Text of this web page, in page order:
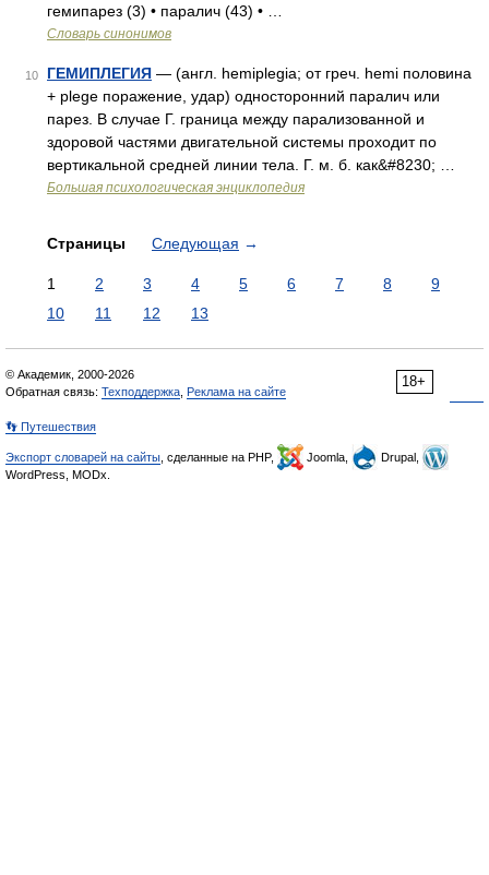
гемипарез (3) • паралич (43) • …
Словарь синонимов
10 ГЕМИПЛЕГИЯ — (англ. hemiplegia; от греч. hemi половина
+ plege поражение, удар) односторонний паралич или
парез. В случае Г. граница между парализованной и
здоровой частями двигательной системы проходит по
вертикальной средней линии тела. Г. м. б. как&#8230; …
Большая психологическая энциклопедия
Страницы Следующая →
1 2 3 4 5 6 7 8
9
10
11 12 13
18+
© Академик, 2000-2026
Обратная связь: Техподдержка Реклама на сайте
👣 Путешествия
Экспорт словарей на сайты , сделанные на PHP, Joomla,
Drupal,
WordPress, MODx.